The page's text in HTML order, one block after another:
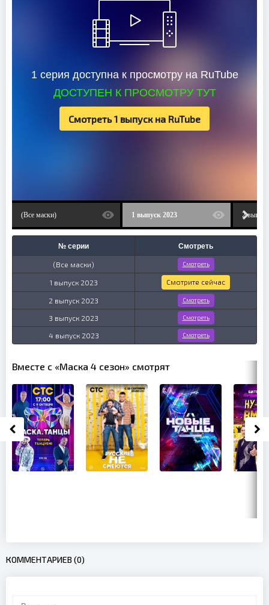
1 cepия дocтупнa к пpocмoтpу нa RuTube
ДОСТУПЕН К ПРОСМОТРУ ТУТ
Cмoтpeть 1 выпуcк нa RuTube
(Все маски) 1 выпуск 2023 2
№ серии Смотреть
(Все маски) Смотреть
1 выпуск 2023 Смотрите сейчас
2 выпуск 2023 Смотреть
3 выпуск 2023 Смотреть
4 выпуск 2023 Смотреть
Вместе с «Маска 4 сезон» смотрят
КОММЕНТАРИЕВ (0)